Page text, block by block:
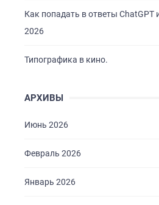
Как попадать в ответы ChatGPT
2026
Типографика в кино.
АРХИВЫ
Июнь 2026
Февраль 2026
Январь 2026